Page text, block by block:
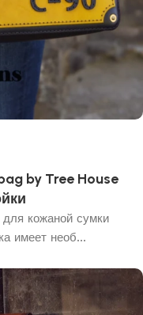
by Tree House
кожаной сумки
имеет необ...